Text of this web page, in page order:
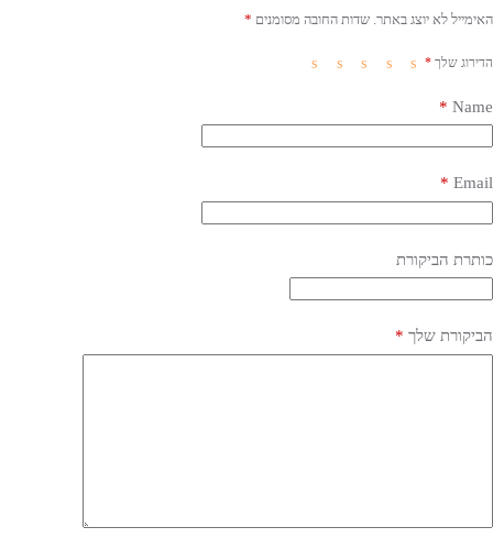
האימייל לא יוצג באתר. שדות החובה מסומנים *
הדירוג שלך *
Name
*
Email
*
כותרת הביקורת
הביקורת שלך *